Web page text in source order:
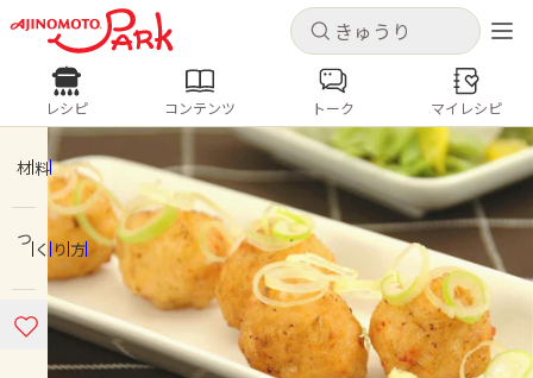
キャンセル
ログインするとレシピを保存できます
ログイン 新規登録
ホーム
コンテンツ
キャンセル
レシピ コンテンツ
人気の食材・レシピ
きゅうり なす トマト
とうもろこし
ピーマン
みょうが ゴーヤ
レシピ コンテンツ トーク マイレシピ
材料
つくり方